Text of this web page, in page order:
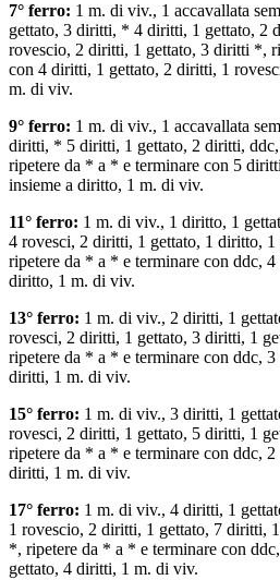
7° ferro: 1 m. di viv., 1 accavallata
gettato, 3 diritti, * 4 diritti, 1 gettato, 2
rovescio, 2 diritti, 1 gettato, 3 diritti *,
con 4 diritti, 1 gettato, 2 diritti, 1
m. di viv.
9° ferro: 1 m. di viv., 1 accavallata
diritti, * 5 diritti, 1 gettato, 2 diritti,
ripetere da * a * e terminare con 5
insieme a diritto, 1 m. di viv.
11° ferro: 1 m. di viv., 1 diritto, 1
4 rovesci, 2 diritti, 1 gettato, 1 diritto,
ripetere da * a * e terminare con ddc,
diritto, 1 m. di viv.
13° ferro: 1 m. di viv., 2 diritti, 1
rovesci, 2 diritti, 1 gettato, 3 diritti, 1
ripetere da * a * e terminare con ddc,
diritti, 1 m. di viv.
15° ferro: 1 m. di viv., 3 diritti, 1
rovesci, 2 diritti, 1 gettato, 5 diritti, 1
ripetere da * a * e terminare con ddc,
diritti, 1 m. di viv.
17° ferro: 1 m. di viv., 4 diritti, 1
1 rovescio, 2 diritti, 1 gettato, 7 diritti,
*, ripetere da * a * e terminare con
gettato, 4 diritti, 1 m. di viv.